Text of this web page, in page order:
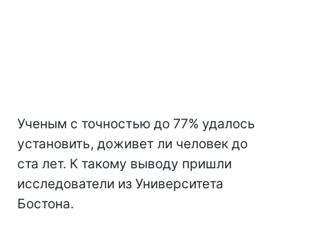
Ученым с точностью до 77% удалось
установить, доживет ли человек до
ста лет. К такому выводу пришли
исследователи из Университета
Бостона.